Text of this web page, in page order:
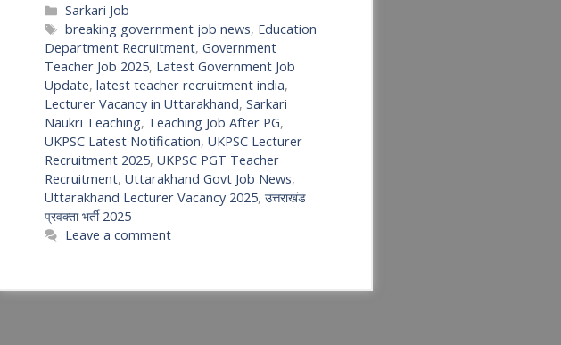
Categories
Sarkari Job
Tags
breaking government job news, Education
Department Recruitment, Government
Teacher Job 2025, Latest Government Job
Update, latest teacher recruitment india,
Lecturer Vacancy in Uttarakhand, Sarkari
Naukri Teaching, Teaching Job After PG,
UKPSC Latest Notification, UKPSC Lecturer
Recruitment 2025, UKPSC PGT Teacher
Recruitment, Uttarakhand Govt Job News,
Uttarakhand Lecturer Vacancy 2025, उत्तराखंड
प्रवक्ता भर्ती 2025
Leave a comment